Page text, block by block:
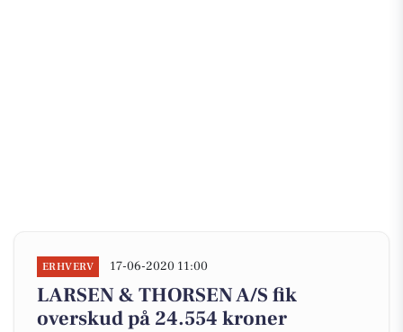
ERHVERV 17-06-2020 11:00
LARSEN & THORSEN A/S fik
overskud på 24.554 kroner